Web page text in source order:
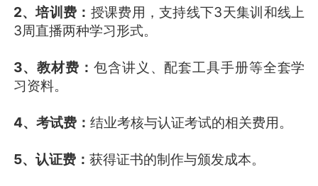
2、培训费： 授课费用，支持线下3天集训和线上
3周直播两种学习形式。
3、教材费： 包含讲义、配套工具手册等全套学
习资料。
4、考试费： 结业考核与认证考试的相关费用。
5、认证费： 获得证书的制作与颁发成本。